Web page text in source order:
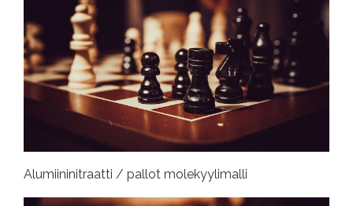
Alumiininitraatti / pallot molekyylimalli